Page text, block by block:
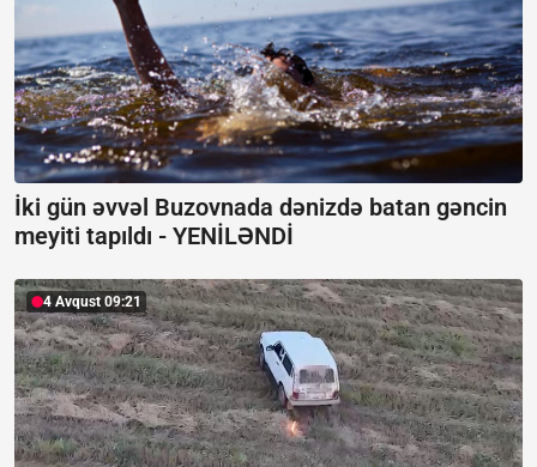
İki gün əvvəl Buzovnada dənizdə batan gəncin
meyiti tapıldı - YENİLƏNDİ
4 Avqust 09:21